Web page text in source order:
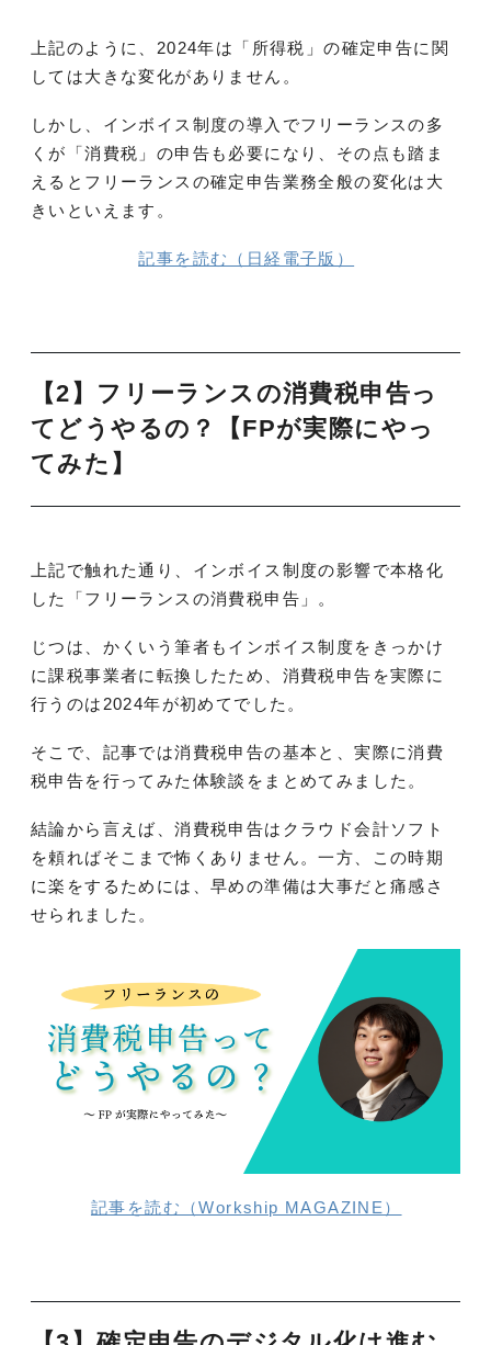
上記のように、2024年は「所得税」の確定申告に関
しては大きな変化がありません。
しかし、インボイス制度の導入でフリーランスの多
くが「消費税」の申告も必要になり、その点も踏ま
えるとフリーランスの確定申告業務全般の変化は大
きいといえます。
記事を読む（日経電子版）
【2】フリーランスの消費税申告っ
てどうやるの？【FPが実際にやっ
てみた】
上記で触れた通り、インボイス制度の影響で本格化
した「フリーランスの消費税申告」。
じつは、かくいう筆者もインボイス制度をきっかけ
に課税事業者に転換したため、消費税申告を実際に
行うのは2024年が初めてでした。
そこで、記事では消費税申告の基本と、実際に消費
税申告を行ってみた体験談をまとめてみました。
結論から言えば、消費税申告はクラウド会計ソフト
を頼ればそこまで怖くありません。一方、この時期
に楽をするためには、早めの準備は大事だと痛感さ
せられました。
記事を読む（Workship MAGAZINE）